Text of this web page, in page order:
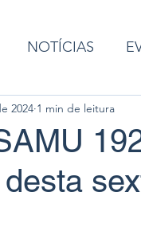
NOTÍCIAS
2024 1 min de leitura